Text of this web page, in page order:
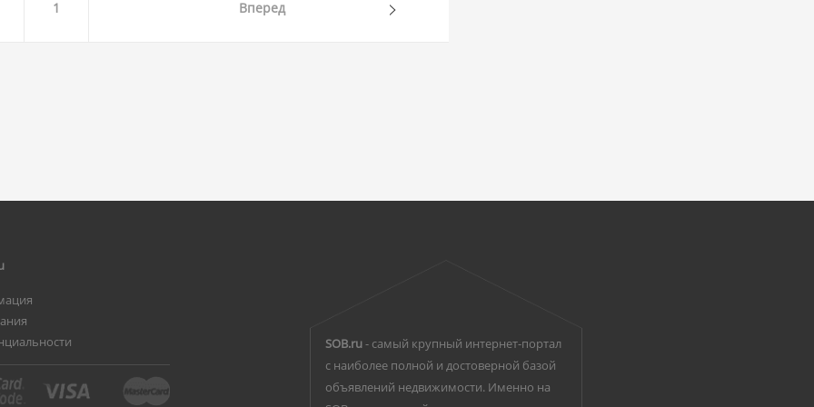
1 Вперед
SOB.ru- самый крупный интернет-портал
с наиболее полной и достоверной базой
объявлений недвижимости. Именно на